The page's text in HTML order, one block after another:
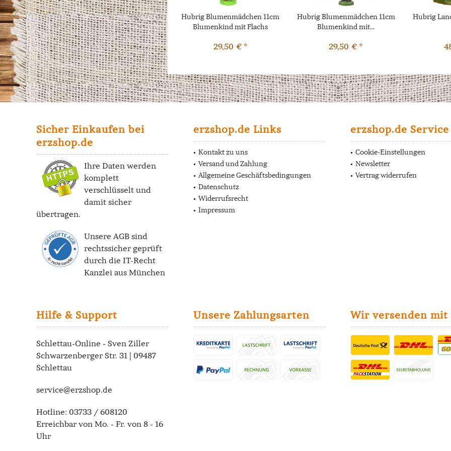
Hubrig Blumenmädchen 11cm
Blumenkind mit Flachs
29,50 € *
Hubrig Blumenmädchen 11cm
Blumenkind mit...
29,50 € *
Hubrig
Sicher Einkaufen bei
erzshop.de
Ihre Daten werden
komplett
verschlüsselt und
damit sicher
übertragen.
Unsere AGB sind
rechtssicher geprüft
durch die IT-Recht
Kanzlei aus München
erzshop.de Links
Kontakt zu uns
Versand und Zahlung
Allgemeine Geschäftsbedingungen
Datenschutz
Widerrufsrecht
Impressum
erzshop.de Service
Cookie-Einstellungen
Newsletter
Vertrag widerrufen
Hilfe & Support
Schlettau-Online - Sven Ziller
Schwarzenberger Str. 31 | 09487
Schlettau
service@erzshop.de
Hotline: 03733 / 608120
Erreichbar von Mo. - Fr. von 8 - 16
Uhr
Unsere Zahlungsarten Wir versenden mit